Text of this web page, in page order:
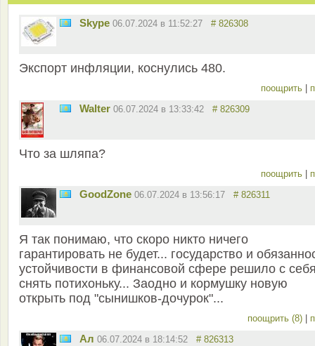
Skype 06.07.2024 в 11:52:27 # 826308
Экспорт инфляции, коснулись 480.
поощрить
Walter 06.07.2024 в 13:33:42 # 826309
Что за шляпа?
поощрить
GoodZone 06.07.2024 в 13:56:17 # 826311
Я так понимаю, что скоро никто ничего
гарантировать не будет... государство и
устойчивости в финансовой сфере решило с
снять потихоньку... Заодно и кормушку новую
открыть под "сынишков-дочурок"...
поощрить (8)
Ал 06.07.2024 в 18:14:52 # 826313